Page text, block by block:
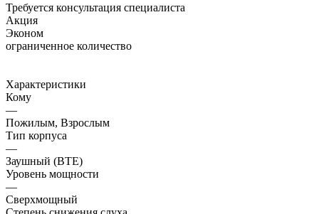
Требуется консультация специалиста
Акция
Эконом
ограниченное количество
Характеристики
Кому
—
Пожилым, Взрослым
Тип корпуса
—
Заушный (BTE)
Уровень мощности
—
Сверхмощный